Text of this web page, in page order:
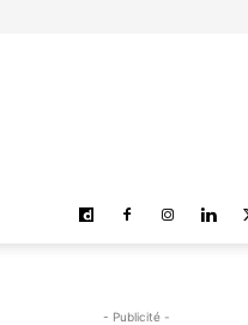
- Publicité -